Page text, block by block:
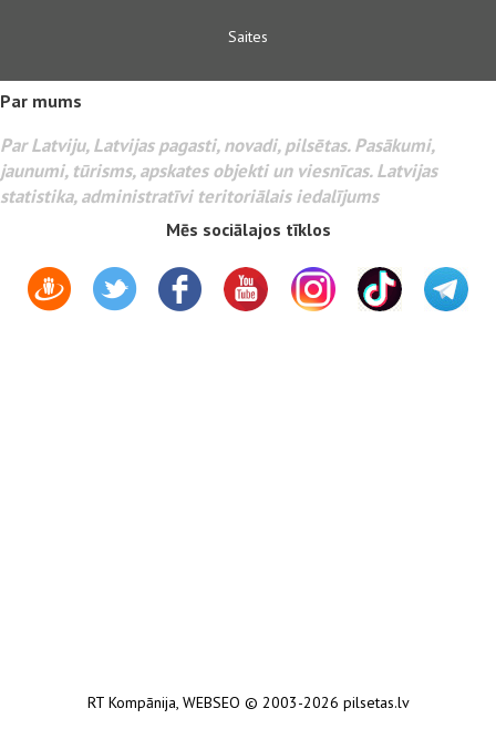
Saites
Par mums
Par Latviju, Latvijas pagasti, novadi, pilsētas. Pasākumi,
jaunumi, tūrisms, apskates objekti un viesnīcas. Latvijas
statistika, administratīvi teritoriālais iedalījums
Mēs sociālajos tīklos
RT Kompānija, WEBSEO © 2003-2026 pilsetas.lv